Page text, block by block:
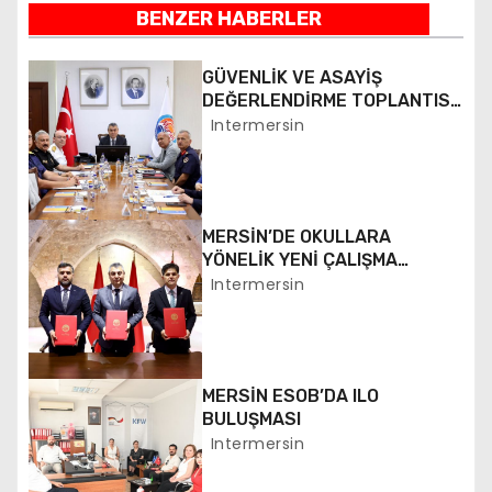
z
ı
g
e
z
i
n
m
e
s
BENZER HABERLER
GÜVENLİK VE ASAYİŞ
DEĞERLENDİRME TOPLANTISI
YAPILDI
Intermersin
MERSİN’DE OKULLARA
YÖNELİK YENİ ÇALIŞMA
BAŞLATILDI
Intermersin
MERSİN ESOB’DA ILO
BULUŞMASI
Intermersin